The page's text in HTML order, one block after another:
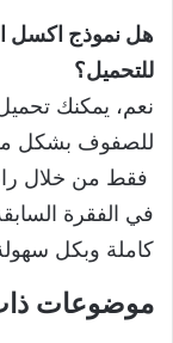
هل نموذج اكسل
للتحميل؟
نعم، يمكنك
للصفوف بشكل
فقط من خلال
في الفقرة
كاملة وبكل
موضوعات